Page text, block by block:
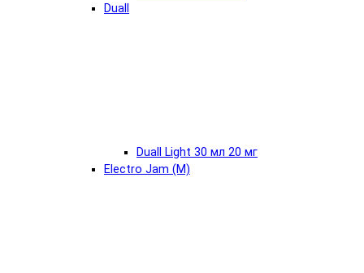
Duall
Duall Light 30 мл 20 мг
Electro Jam (М)